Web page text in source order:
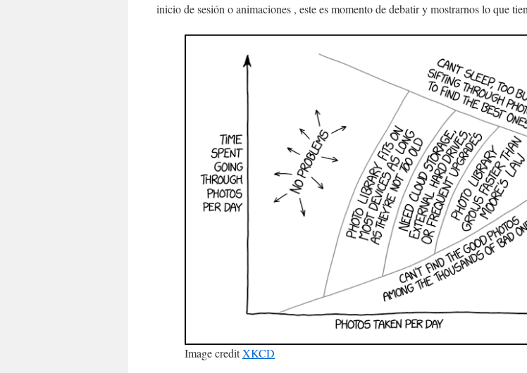
inicio de sesión o animaciones , este es momento de debatir y mostrarnos lo que
Image creditXKCD